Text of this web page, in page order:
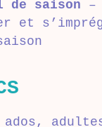
de saison –
et